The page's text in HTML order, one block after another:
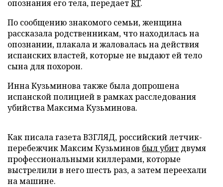
опознания его тела, передаетRT.
По сообщению знакомого семьи, женщина
рассказала родственникам, что находилась на
опознании, плакала и жаловалась на действия
испанских властей, которые не выдают ей тело
сына для похорон.
Инна Кузьминова также была допрошена
испанской полицией в рамках расследования
убийства Максима Кузьминова.
Как писала газета ВЗГЛЯД, российский летчик-
перебежчик Максим Кузьминов был убит двумя
профессиональными киллерами, которые
выстрелили в него шесть раз, а затем переехали
на машине.